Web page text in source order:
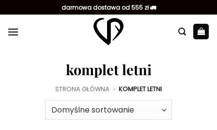
do
zawartości
darmowa dostawa od 555 zł 🚛
komplet letni
STRONA GŁÓWNA » KOMPLET LETNI